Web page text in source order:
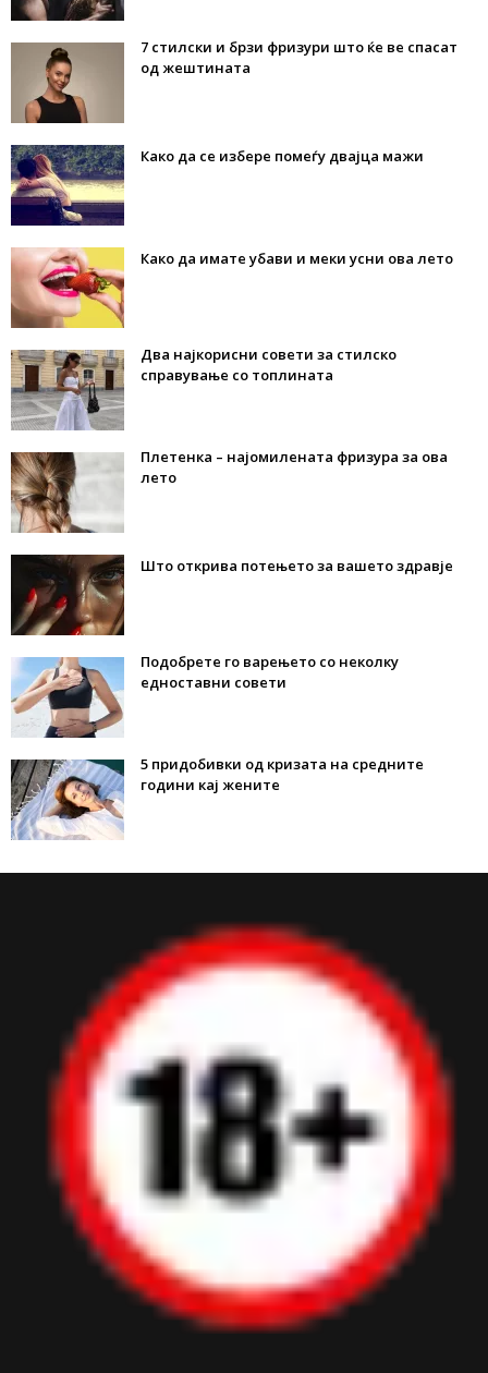
7 стилски и брзи фризури што ќе ве спасат
од жештината
Како да се избере помеѓу двајца мажи
Како да имате убави и меки усни ова лето
Два најкорисни совети за стилско
справување со топлината
Плетенка – најомилената фризура за ова
лето
Што открива потењето за вашето здравје
Подобрете го варењето со неколку
едноставни совети
5 придобивки од кризата на средните
години кај жените